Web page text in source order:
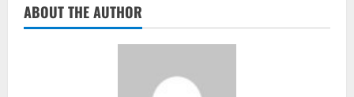
ABOUT THE AUTHOR